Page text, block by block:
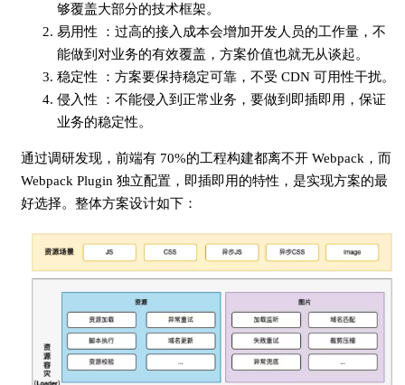
够覆盖大部分的技术框架。
易用性 ：过高的接入成本会增加开发人员的工作量，不
能做到对业务的有效覆盖，方案价值也就无从谈起。
稳定性 ：方案要保持稳定可靠，不受 CDN 可用性干扰。
侵入性 ：不能侵入到正常业务，要做到即插即用，保证
业务的稳定性。
通过调研发现，前端有 70%的工程构建都离不开 Webpack，而
Webpack Plugin 独立配置，即插即用的特性，是实现方案的最
好选择。整体方案设计如下：